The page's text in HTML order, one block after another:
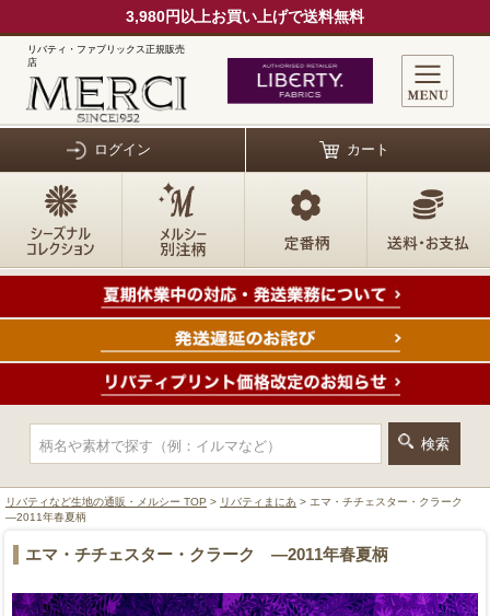
3,980円以上お買い上げで送料無料
リバティ・ファブリックス正規販売
店
ログイン カート
リバティなど生地の通販・メルシー TOP > リバティまにあ > エマ・チチェスター・クラーク
―2011年春夏柄
エマ・チチェスター・クラーク ―2011年春夏柄